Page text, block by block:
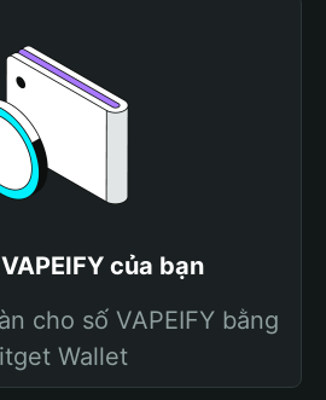
của bạn
cho số VAPEIFY bằng
Wallet